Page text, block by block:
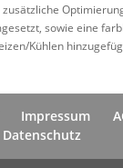
sowie eine
Kühlen
Impressum
Datenschutz